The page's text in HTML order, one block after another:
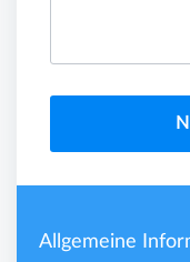
Allgemeine